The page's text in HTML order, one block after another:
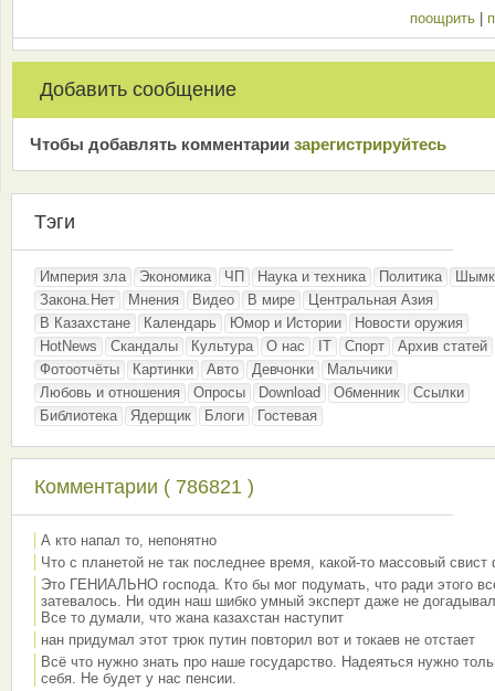
поощрить
Добавить сообщение
Чтобы добавлять комментарии зарeгиcтрирyйтeсь
Тэги
Империя зла Экономика ЧП Наука и техника Политика
Закона.Нет
Мнения Видео В мире
Центральная Азия
В Казахстане
Календарь Юмор и Истории
Новости оружия
HotNews
Скандалы Культура О нас IT Спорт
Архив статей
Фотоотчёты
Картинки Авто Девчонки
Мальчики
Любовь и отношения
Опросы Download Обменник
Ссылки
Библиотека
Ядерщик Блоги Гостевая
Комментарии ( 786821 )
А кто напал то, непонятно
Что с планетой не так последнее время, какой-то массовый свист
Это ГЕНИАЛЬНО господа. Кто бы мог подумать, что ради этого
затевалось. Ни один наш шибко умный эксперт даже не
Все то думали, что жана казахстан наступит
нан придумал этот трюк путин повторил вот и токаев не отстает
Всё что нужно знать про наше государство. Надеяться нужно
себя. Не будет у нас пенсии.